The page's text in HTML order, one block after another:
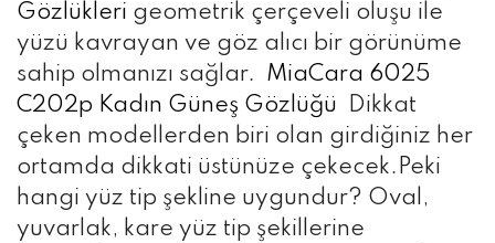
Gözlükleri geometrik çerçeveli oluşu ile
yüzü kavrayan ve göz alıcı bir görünüme
sahip olmanızı sağlar.
MiaCara 6025
C202p Kadın Güneş Gözlüğü
Dikkat
çeken modellerden biri olan girdiğiniz her
ortamda dikkati üstünüze çekecek.Peki
hangi yüz tip şekline uygundur? Oval,
yuvarlak, kare yüz tip şekillerine